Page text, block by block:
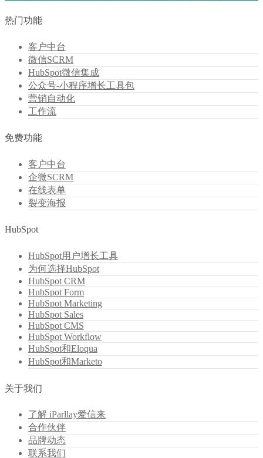
热门功能
客户中台
微信SCRM
HubSpot微信集成
公众号-小程序增长工具包
营销自动化
工作流
免费功能
客户中台
企微SCRM
在线表单
裂变海报
HubSpot
HubSpot用户增长工具
为何选择HubSpot
HubSpot CRM
HubSpot Form
HubSpot Marketing
HubSpot Sales
HubSpot CMS
HubSpot Workflow
HubSpot和Eloqua
HubSpot和Marketo
关于我们
了解 iParllay爱信来
合作伙伴
品牌动态
联系我们